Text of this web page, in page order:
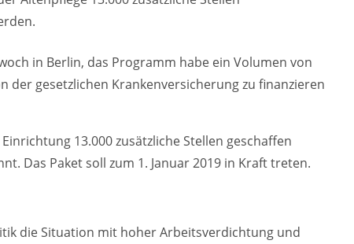
in Berlin, das Programm habe ein Volumen von
gesetzlichen Krankenversicherung zu finanzieren
13.000 zusätzliche Stellen geschaffen
Das Paket soll zum 1. Januar 2019 in Kraft treten.
die Situation mit hoher Arbeitsverdichtung und